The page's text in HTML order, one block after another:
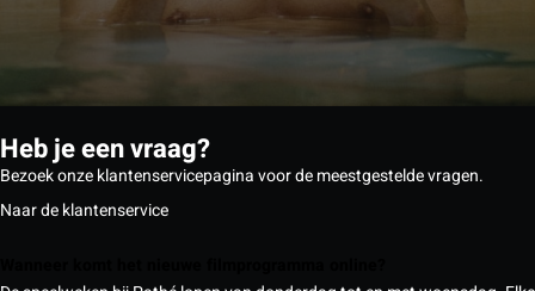
Heb je een vraag?
Bezoek onze klantenservicepagina voor de meestgestelde vragen.
Naar de klantenservice